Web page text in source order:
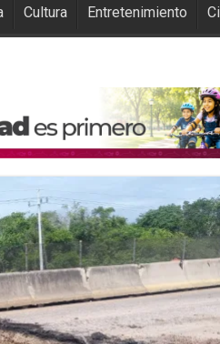
Cultura Entretenimiento